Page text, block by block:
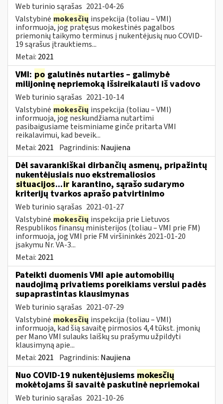
Web turinio sąrašas 2021-04-26
Valstybinė mokesčių inspekcija (toliau – VMI)
informuoja, jog pratęsus mokestinės pagalbos
priemonių taikymo terminus į nukentėjusių nuo COVID-
19 sąrašus įtrauktiems...
Metai: 2021
VMI: po galutinės nutarties – galimybė
milijoninę nepriemoką išsireikalauti iš vadovo
Web turinio sąrašas 2021-10-14
Valstybinė mokesčių inspekcija (toliau – VMI)
informuoja, jog neskundžiama nutartimi
pasibaigusiame teisminiame ginče pritarta VMI
reikalavimui, kad beveik...
Metai: 2021 Pagrindinis: Naujiena
Dėl savarankiškai dirbančių asmenų, pripažintų
nukentėjusiais nuo ekstremaliosios
situacijos...ir karantino, sąrašo sudarymo
kriterijų tvarkos aprašo patvirtinimo
Web turinio sąrašas 2021-01-27
Valstybinė mokesčių inspekcija prie Lietuvos
Respublikos finansų ministerijos (toliau – VMI prie FM)
informuoja, jog VMI prie FM viršininkės 2021-01-20
įsakymu Nr. VA-3...
Metai: 2021
Pateikti duomenis VMI apie automobilių
naudojimą privatiems poreikiams verslui padės
supaprastintas klausimynas
Web turinio sąrašas 2021-07-29
Valstybinė mokesčių inspekcija (toliau – VMI)
informuoja, kad šią savaitę pirmosios 4,4 tūkst. įmonių
per Mano VMI sulauks laiškų su prašymu užpildyti
klausimyną apie...
Metai: 2021 Pagrindinis: Naujiena
Nuo COVID-19 nukentėjusiems mokesčių
mokėtojams ši savaitė paskutinė nepriemokai
Web turinio sąrašas 2021-10-26